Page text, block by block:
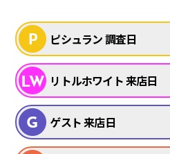
ピシュラン 調査日
リトルホワイト 来店日
ゲスト 来店日